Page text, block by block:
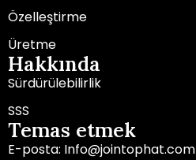
Özelleştirme
Üretme
Hakkında
Sürdürülebilirlik
SSS
Temas etmek
E-posta: Info@jointophat.com